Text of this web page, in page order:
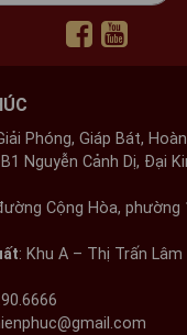
Phóng, Giáp Bát,
Nguyễn Cảnh Dị, Đại
Cộng Hòa, phường
: Khu A – Thị Trấn